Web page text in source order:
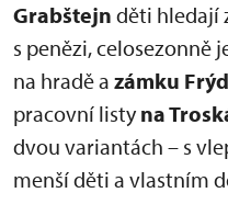
Grabštejn děti hledají
s penězi, celosezonně
na hradě a zámku
pracovní listy na
dvou variantách – s
menší děti a vlastním